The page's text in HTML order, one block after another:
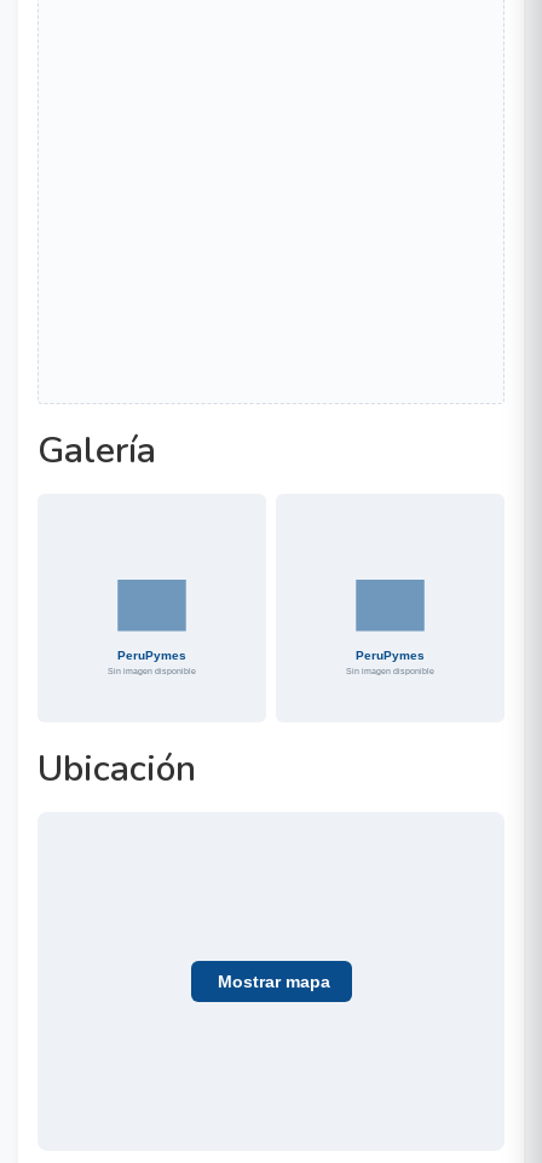
Galería
Ubicación
Mostrar mapa